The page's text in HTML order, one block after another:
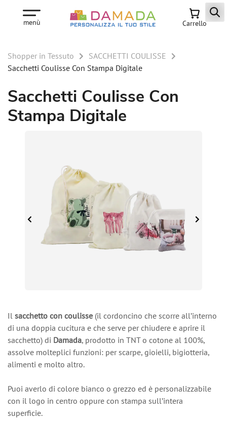
menù Carrello
Shopper in Tessuto
SACCHETTI COULISSE
Sacchetti Coulisse Con Stampa Digitale
Sacchetti Coulisse Con
Stampa Digitale
Il sacchetto con coulisse (il cordoncino che scorre all’interno
di una doppia cucitura e che serve per chiudere e aprire il
sacchetto) di Damada, prodotto in TNT o cotone al 100%,
assolve molteplici funzioni: per scarpe, gioielli, bigiotteria,
alimenti e molto altro.
Puoi averlo di colore bianco o grezzo ed è personalizzabile
con il logo in centro oppure con stampa sull’intera
superficie.